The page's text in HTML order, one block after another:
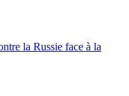
la Russie face à la